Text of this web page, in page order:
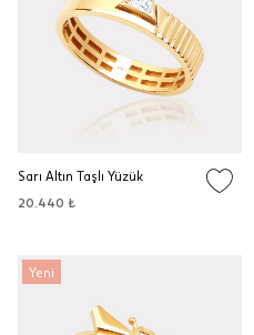
Sarı Altın Taşlı Yüzük
20.440 ₺
Yeni